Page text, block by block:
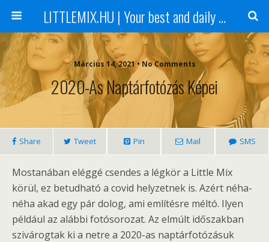
LITTLEMIX.HU | Your best and daily updated fansite about Little Mix
Március 14, 2021 • No Comments
2020-As Naptárfotózás Képei
Share Tweet Pin Mail SMS
Mostanában eléggé csendes a légkör a Little Mix
körül, ez betudható a covid helyzetnek is. Azért néha-
néha akad egy pár dolog, ami említésre méltó. Ilyen
például az alábbi fotósorozat. Az elmúlt időszakban
szivárogtak ki a netre a 2020-as naptárfotózásuk